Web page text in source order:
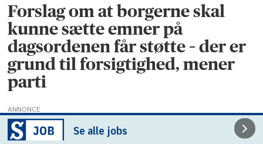
Forslag om at borgerne skal
kunne sætte emner på
dagsordenen får støtte – der er
grund til forsigtighed, mener
parti
ANNONCE
Se alle jobs